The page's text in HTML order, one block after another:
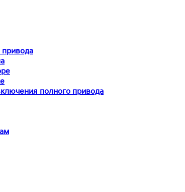
полного привода